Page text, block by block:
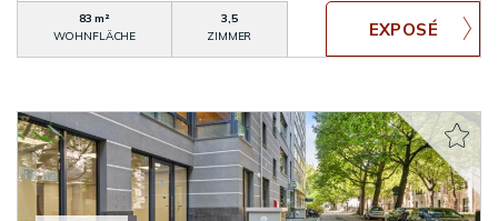
83 m²
WOHNFLÄCHE
3,5
ZIMMER